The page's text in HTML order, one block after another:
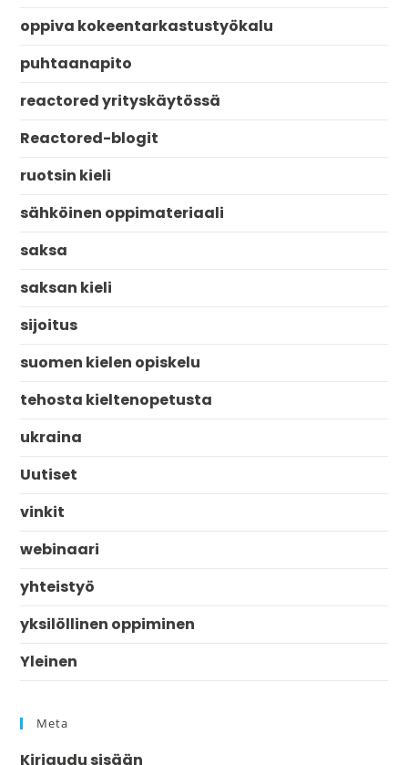
oppiva kokeentarkastustyökalu
puhtaanapito
reactored yrityskäytössä
Reactored-blogit
ruotsin kieli
sähköinen oppimateriaali
saksa
saksan kieli
sijoitus
suomen kielen opiskelu
tehosta kieltenopetusta
ukraina
Uutiset
vinkit
webinaari
yhteistyö
yksilöllinen oppiminen
Yleinen
Meta
Kirjaudu sisään